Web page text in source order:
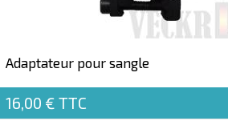
Adaptateur pour sangle
16,00 € TTC